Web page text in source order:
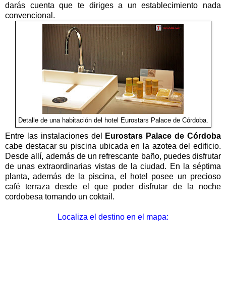
darás cuenta que te diriges a un establecimiento nada
convencional.
Detalle de una habitación del hotel Eurostars Palace de Córdoba.
Entre las instalaciones del
Eurostars Palace de Córdoba
cabe destacar su piscina ubicada en la azotea del edificio.
Desde allí, además de un refrescante baño, puedes disfrutar
de unas extraordinarias vistas de la ciudad. En la séptima
planta, además de la piscina, el hotel posee un precioso
café terraza desde el que poder disfrutar de la noche
cordobesa tomando un coktail.
Localiza el destino en el mapa: